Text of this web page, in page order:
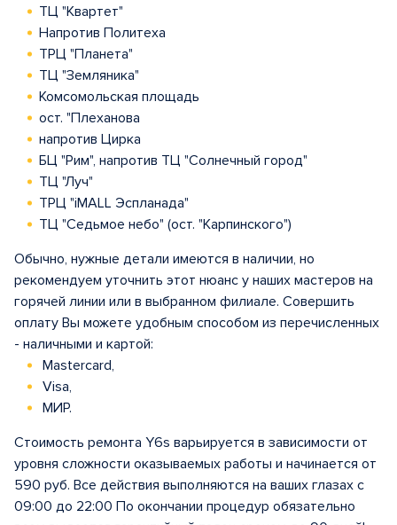
ТЦ "Квартет"
Напротив Политеха
ТРЦ "Планета"
ТЦ "Земляника"
Комсомольская площадь
ост. "Плеханова
напротив Цирка
БЦ "Рим", напротив ТЦ "Солнечный город"
ТЦ "Луч"
ТРЦ "iMALL Эспланада"
ТЦ "Седьмое небо" (ост. "Карпинского")
Обычно, нужные детали имеются в наличии, но
рекомендуем уточнить этот нюанс у наших мастеров на
горячей линии или в выбранном филиале. Совершить
оплату Вы можете удобным способом из перечисленных
- наличными и картой:
Mastercard,
Visa,
МИР.
Стоимость ремонта Y6s варьируется в зависимости от
уровня сложности оказываемых работы и начинается от
590 руб. Все действия выполняются на ваших глазах с
09:00 до 22:00 По окончании процедур обязательно